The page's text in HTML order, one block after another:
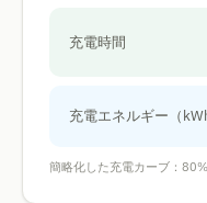
充電時間
充電エネルギー（kWh
簡略化した充電カーブ：